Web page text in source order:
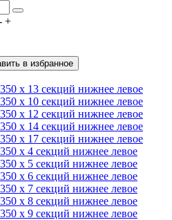
+
в избранное
x 13 секций нижнее левое
х 10 секций нижнее левое
х 12 секций нижнее левое
х 14 секций нижнее левое
х 17 секций нижнее левое
х 4 секций нижнее левое
х 5 секций нижнее левое
х 6 секций нижнее левое
х 7 секций нижнее левое
х 8 секций нижнее левое
х 9 секций нижнее левое